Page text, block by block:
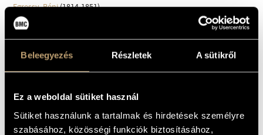
Beleegyezés Részletek A sütikről
Ez a weboldal sütiket használ
Sütiket használunk a tartalmak és hirdetések személyre
szabásához, közösségi funkciók biztosításához,
Egressy, Béni(1814-1851)
Farkas, Ferenc
Fusz, János
Gárdonyi, Zoltán(1906-1986)
Horusitzky, Zoltán
(1903-1985)
Istvánffy, Benedek
(1733-1778)
Jeney, Zoltán(1943-2019)
Kadosa, Pál(1903-1983)